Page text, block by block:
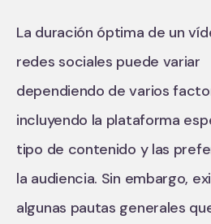
La duración óptima de un
redes sociales puede variar
dependiendo de varios
incluyendo la plataforma
tipo de contenido y las
la audiencia. Sin embargo,
algunas pautas generales